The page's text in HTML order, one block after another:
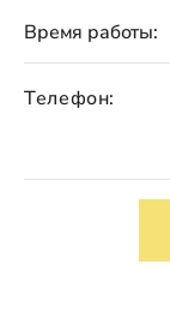
Время работы:
Телефон: